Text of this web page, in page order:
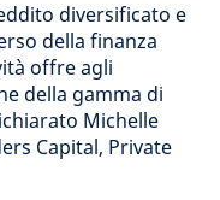
diversificato e
della finanza
offre agli
della gamma di
Michelle
Capital, Private